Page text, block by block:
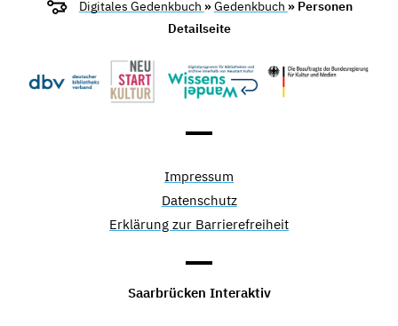
Digitales Gedenkbuch »Gedenkbuch » Personen
Detailseite
Impressum
Datenschutz
Erklärung zur Barrierefreiheit
Saarbrücken Interaktiv